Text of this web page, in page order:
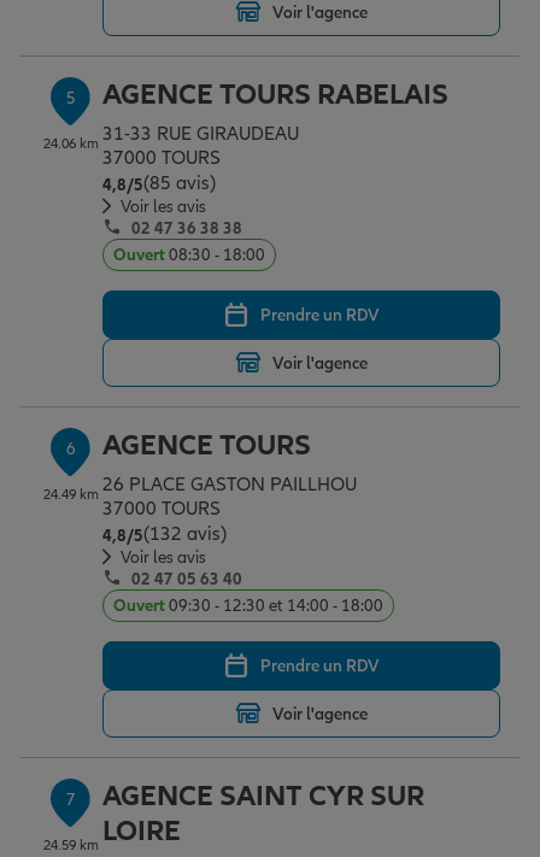
Voir l'agence
5
24.06 km
AGENCE TOURS RABELAIS
31-33 RUE GIRAUDEAU
37000 TOURS
4,8/5Note de 4.8 sur 5
(85 avis)
Voir les avis
02 47 36 38 38
Ouvert08:30 - 18:00
Prendre un RDV
Voir l'agence
6
24.49 km
AGENCE TOURS
26 PLACE GASTON PAILLHOU
37000 TOURS
4,8/5Note de 4.8 sur 5
(132 avis)
Voir les avis
02 47 05 63 40
Ouvert09:30 - 12:30 et 14:00 - 18:00
Prendre un RDV
Voir l'agence
7
24.59 km
AGENCE SAINT CYR SUR
LOIRE